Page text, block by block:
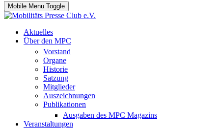
Mobile Menu Toggle
Aktuelles
Über den MPC
Vorstand
Organe
Historie
Satzung
Mitglieder
Auszeichnungen
Publikationen
Ausgaben des MPC Magazins
Veranstaltungen